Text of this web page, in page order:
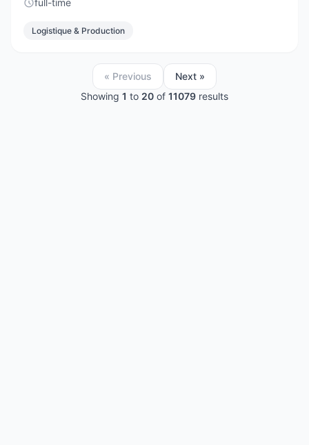
full-time
Logistique & Production
« Previous
Next »
Showing 1 to 20 of 11079 results